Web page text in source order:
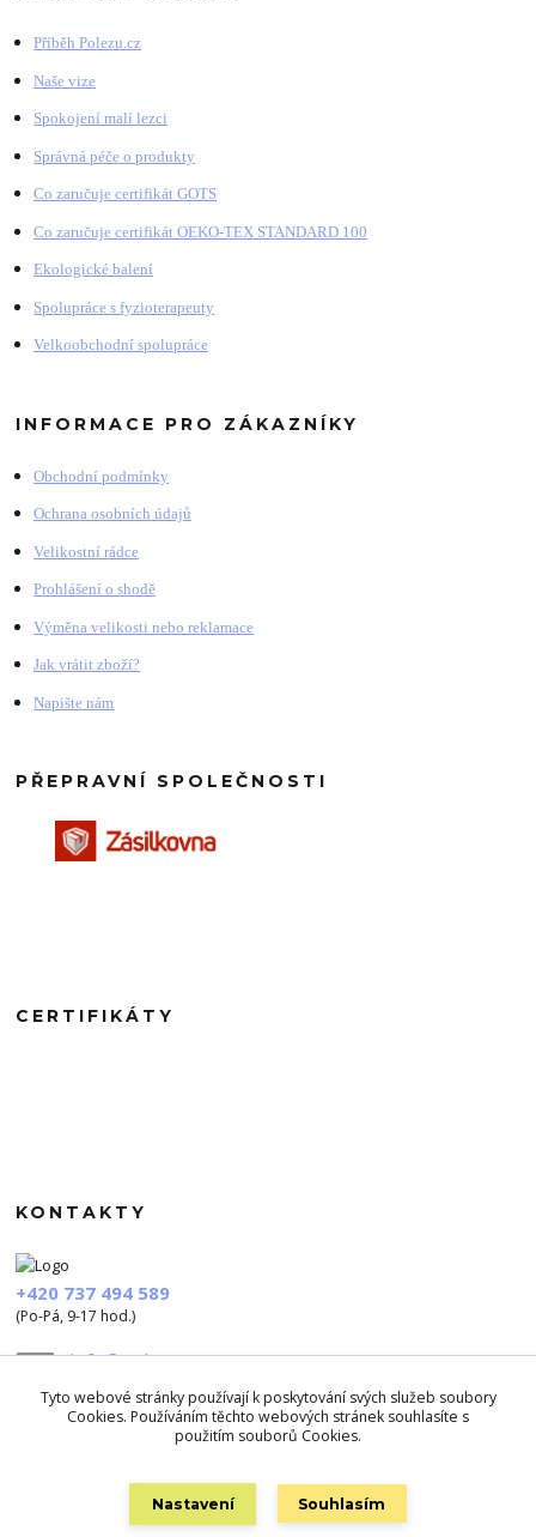
Příběh Polezu.cz
Naše vize
Spokojení malí lezci
Správná péče o produkty
Co zaručuje certifikát GOTS
Co zaručuje certifikát OEKO-TEX STANDARD 100
Ekologické balení
Spolupráce s fyzioterapeuty
Velkoobchodní spolupráce
INFORMACE PRO ZÁKAZNÍKY
Obchodní podmínky
Ochrana osobních údajů
Velikostní rádce
Prohlášení o shodě
Výměna velikosti nebo reklamace
Jak vrátit zboží?
Napište nám
PŘEPRAVNÍ SPOLEČNOSTI
CERTIFIKÁTY
KONTAKTY
+420 737 494 589
(Po-Pá, 9-17 hod.)
info@polezu.cz
Tyto webové stránky používají k poskytování svých služeb soubory
Cookies. Používáním těchto webových stránek souhlasíte s
použitím souborů Cookies.
Nastavení Souhlasím